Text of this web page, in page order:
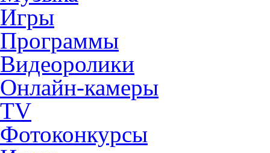
Игры
Программы
Видеоролики
Онлайн-камеры
TV
Фотоконкурсы